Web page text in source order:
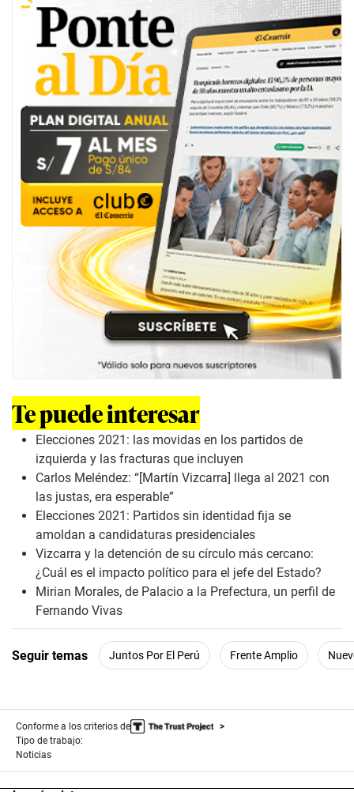
Te puede interesar
Elecciones 2021: las movidas en los partidos de
izquierda y las fracturas que incluyen
Carlos Meléndez: “[Martín Vizcarra] llega al 2021 con
las justas, era esperable”
Elecciones 2021: Partidos sin identidad fija se
amoldan a candidaturas presidenciales
Vizcarra y la detención de su círculo más cercano:
¿Cuál es el impacto político para el jefe del Estado?
Mirian Morales, de Palacio a la Prefectura, un perfil de
Fernando Vivas
Seguir temas Juntos Por El Perú Frente Amplio
Conforme a los criterios de
Tipo de trabajo:
Noticias